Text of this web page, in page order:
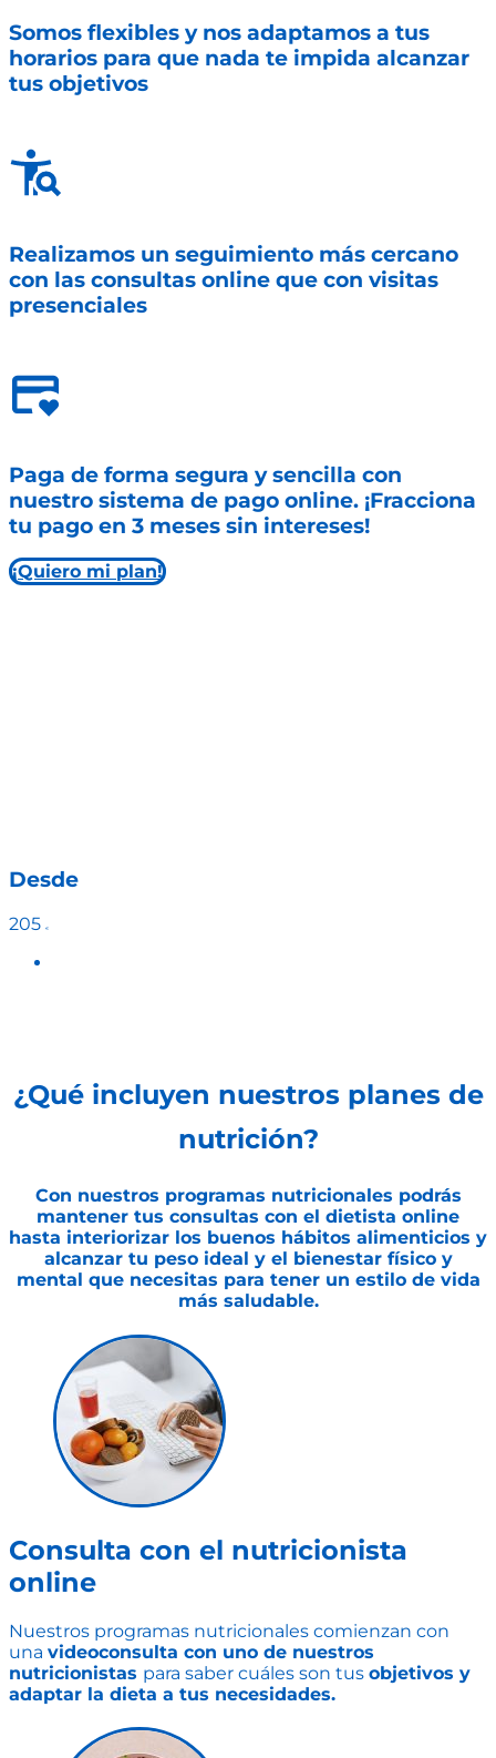
Somos flexibles y nos adaptamos a tus
horarios para que nada te impida alcanzar
tus objetivos
Realizamos un seguimiento más cercano
con las consultas online que con visitas
presenciales
Paga de forma segura y sencilla con
nuestro sistema de pago online. ¡Fracciona
tu pago en 3 meses sin intereses!
¡Quiero mi plan!
Desde
205 €
¿Qué incluyen nuestros planes de
nutrición?
Con nuestros programas nutricionales podrás
mantener tus consultas con el dietista online
hasta interiorizar los buenos hábitos alimenticios y
alcanzar tu peso ideal y el bienestar físico y
mental que necesitas para tener un estilo de vida
más saludable.
Consulta con el nutricionista
online
Nuestros programas nutricionales comienzan con
una videoconsulta con uno de nuestros
nutricionistas para saber cuáles son tus objetivos y
adaptar la dieta a tus necesidades.